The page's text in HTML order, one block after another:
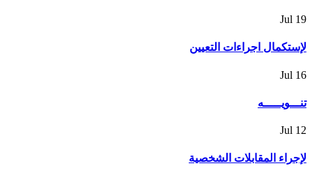
19
Jul
لإستكمال اجراءات التعيين
16
Jul
تنـــويـــــه
12
Jul
لإجراء المقابلات الشخصية